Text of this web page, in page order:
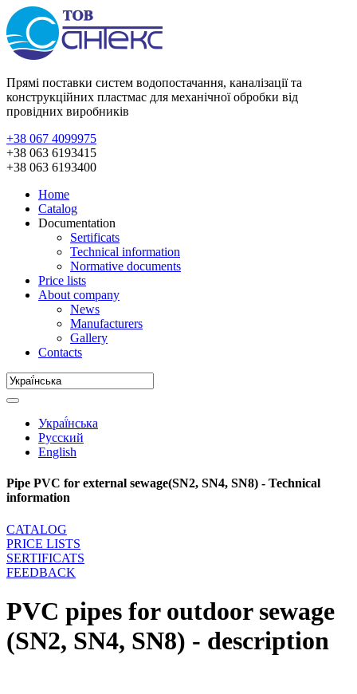
Прямі поставки систем водопостачання, каналізації та
конструкційних пластмас для механічної обробки від
провідних виробників
+38 067 4099975
+38 063 6193415
+38 063 6193400
Home
Catalog
Documentation
Sertificats
Technical information
Normative documents
Price lists
About company
News
Manufacturers
Gallery
Contacts
Украї́нська
Русский
English
Pipe PVC for external sewage(SN2, SN4, SN8) - Technical
information
CATALOG
PRICE LISTS
SERTIFICATS
FEEDBACK
PVC pipes for outdoor sewage
(SN2, SN4, SN8) - description